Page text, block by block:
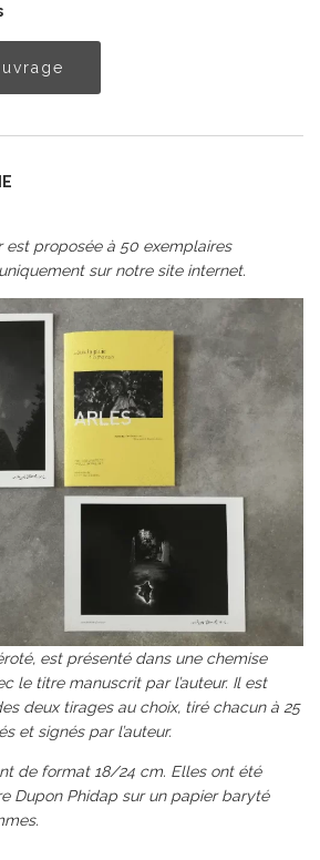
proposée à 50 exemplaires
sur notre site internet.
est présenté dans une chemise
le titre manuscrit par l’auteur. Il est
deux tirages au choix, tiré chacun à 25
et signés par l’auteur.
de format 18/24 cm. Elles ont été
Dupon Phidap sur un papier baryté